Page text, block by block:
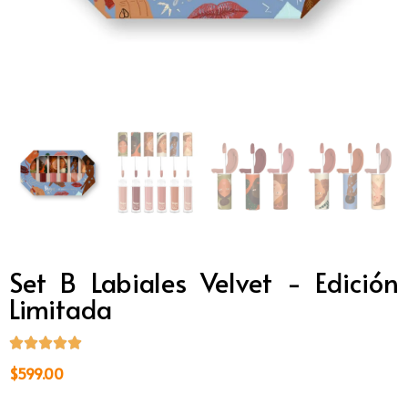
Set B Labiales Velvet - Edición
Limitada
$599.00